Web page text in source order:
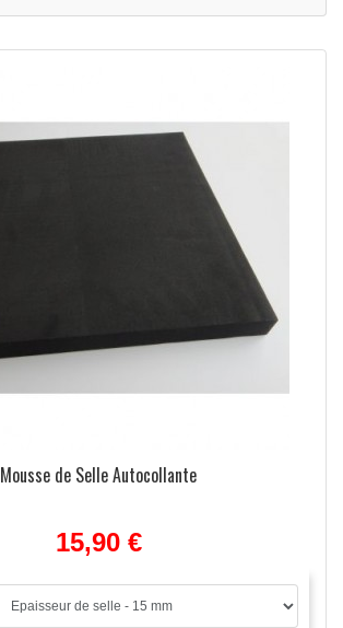
Mousse de Selle Autocollante
15,90 €